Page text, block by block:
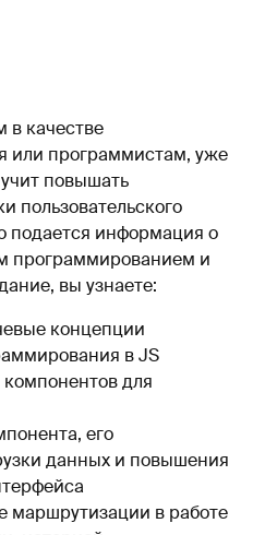
в качестве
или программистам, уже
повышать
пользовательского
подается информация о
программированием и
вы узнаете:
концепции
в JS
для
его
данных и повышения
маршрутизации в работе